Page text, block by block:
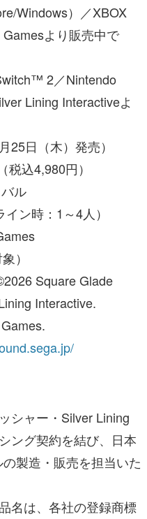
Windows）／XBOX
より販売中で
2／Nintendo
Lining Interactiveよ
25日（木）発売）
込4,980円）
ル
ン時：1～4人）
）
Square Glade
Interactive.
シャー・Silver Lining
ング契約を結び、日本
製造・販売を担当いた
名は、各社の登録商標